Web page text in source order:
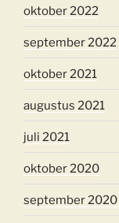
oktober 2022
september 2022
oktober 2021
augustus 2021
juli 2021
oktober 2020
september 2020